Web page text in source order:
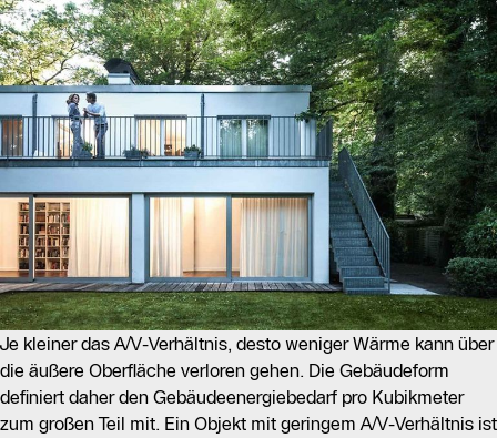
Je kleiner das A/V-Verhältnis, desto weniger Wärme kann über
die äußere Oberfläche verloren gehen. Die Gebäudeform
definiert daher den Gebäudeenergiebedarf pro Kubikmeter
zum großen Teil mit. Ein Objekt mit geringem A/V-Verhältnis ist